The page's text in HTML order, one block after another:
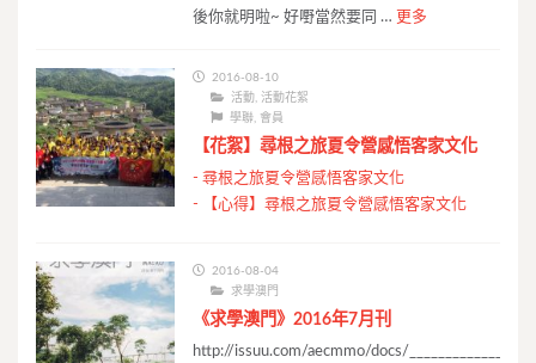
後你就明啦~ 好嘢當然要同 … 更多
2016-08-10
活動 ,活動花絮
學聯, 會員
【花絮】尋根之旅夏令營感悟客家文化
- 尋根之旅夏令營感悟客家文化
-
【心得】尋根之旅夏令營感悟客家文化
2016-08-04
求學澳門
《求學澳門》2016年7月刊
http://issuu.com/aecmmo/docs/